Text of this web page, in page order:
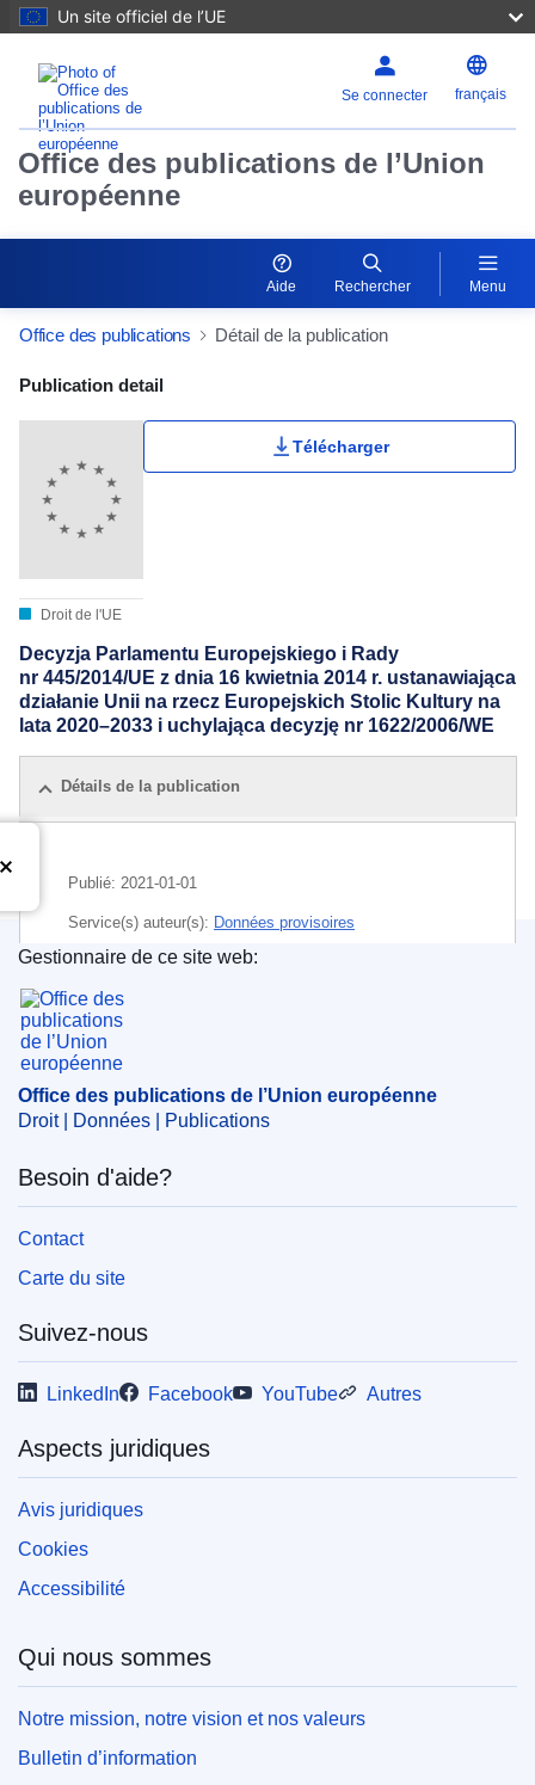
Un site officiel de l’UE
Se connecter français
Office des publications de l’Union
européenne
Aide Rechercher Menu
Office des publications Détail de la publication
Publication Detail Actions Portlet
Publication detail
Droit de l'UE
Télécharger
Decyzja Parlamentu Europejskiego i Rady
nr 445/2014/UE z dnia 16 kwietnia 2014 r. ustanawiająca
działanie Unii na rzecz Europejskich Stolic Kultury na
lata 2020–2033 i uchylająca decyzję nr 1622/2006/WE
Détails de la publication
Publié: 2021-01-01
Service(s) auteur(s): Données provisoires
Office des publications de l’Union européenne
Gestionnaire de ce site web:
Office des publications de l’Union européenne
Droit | Données | Publications
Besoin d'aide?
Contact
Carte du site
Suivez-nous
LinkedIn Facebook YouTube Autres
Aspects juridiques
Avis juridiques
Cookies
Accessibilité
Qui nous sommes
Notre mission, notre vision et nos valeurs
Bulletin d’information